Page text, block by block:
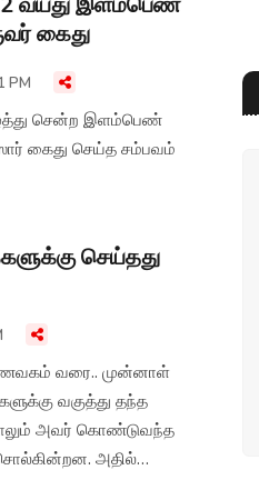
கைது
PM
சென்ற இளம்பெண்
கைது செய்த சம்பவம்
செய்தது
வரை.. முன்னாள்
வகுத்து தந்த
அவர் கொண்டுவந்த
அதில்